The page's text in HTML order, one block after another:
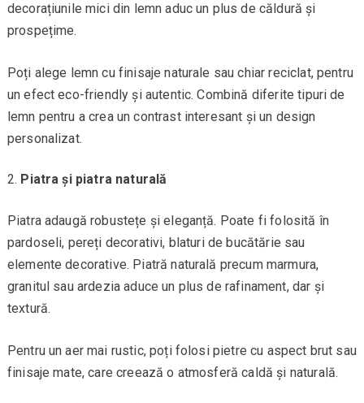
decorațiunile mici din lemn aduc un plus de căldură și
prospețime.
Poți alege lemn cu finisaje naturale sau chiar reciclat, pentru
un efect eco-friendly și autentic. Combină diferite tipuri de
lemn pentru a crea un contrast interesant și un design
personalizat.
Piatra și piatra naturală
Piatra adaugă robustețe și eleganță. Poate fi folosită în
pardoseli, pereți decorativi, blaturi de bucătărie sau
elemente decorative. Piatră naturală precum marmura,
granitul sau ardezia aduce un plus de rafinament, dar și
textură.
Pentru un aer mai rustic, poți folosi pietre cu aspect brut sau
finisaje mate, care creează o atmosferă caldă și naturală.